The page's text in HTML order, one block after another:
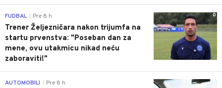
0
FUDBAL Pre 8 h
Trener Željezničara nakon trijumfa na
startu prvenstva: "Poseban dan za
mene, ovu utakmicu nikad neću
zaboraviti!"
0
AUTOMOBILI Pre 8 h